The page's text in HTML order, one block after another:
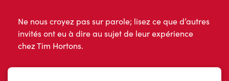
Ne nous croyez pas sur parole; lisez ce que d’autres
invités ont eu à dire au sujet de leur expérience
chez Tim Hortons.